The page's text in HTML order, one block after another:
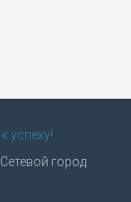
к успеху!
Сетевой город